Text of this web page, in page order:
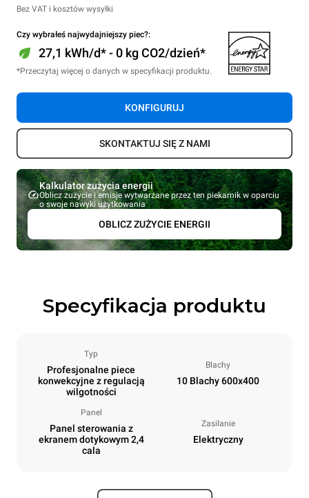
Bez VAT i kosztów wysyłki
Czy wybrałeś najwydajniejszy piec?:
27,1 kWh/d* - 0 kg CO2/dzień*
*Przeczytaj więcej o danych w specyfikacji produktu.
KONFIGURUJ
SKONTAKTUJ SIĘ Z NAMI
Kalkulator zużycia energii
Oblicz zużycie i emisje wytwarzane przez ten piekarnik w oparciu
o swoje nawyki użytkowania
OBLICZ ZUŻYCIE ENERGII
Specyfikacja produktu
Typ
Profesjonalne piece
konwekcyjne z regulacją
wilgotności
Blachy
10 Blachy 600x400
Panel
Panel sterowania z
ekranem dotykowym 2,4
cala
Zasilanie
Elektryczny